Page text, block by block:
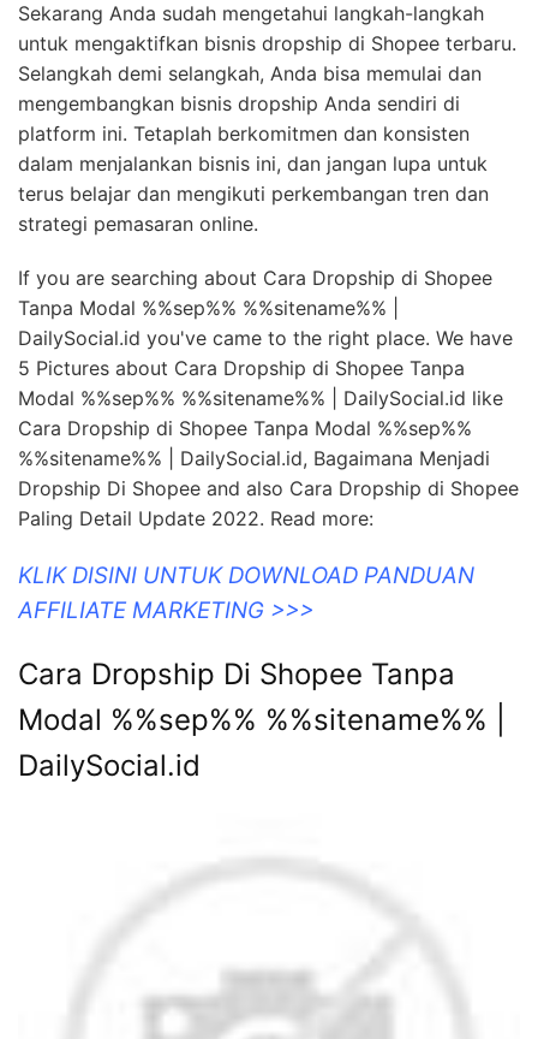
Sekarang Anda sudah mengetahui langkah-langkah
untuk mengaktifkan bisnis dropship di Shopee terbaru.
Selangkah demi selangkah, Anda bisa memulai dan
mengembangkan bisnis dropship Anda sendiri di
platform ini. Tetaplah berkomitmen dan konsisten
dalam menjalankan bisnis ini, dan jangan lupa untuk
terus belajar dan mengikuti perkembangan tren dan
strategi pemasaran online.
If you are searching about Cara Dropship di Shopee
Tanpa Modal %%sep%% %%sitename%% |
DailySocial.id you've came to the right place. We have
5 Pictures about Cara Dropship di Shopee Tanpa
Modal %%sep%% %%sitename%% | DailySocial.id like
Cara Dropship di Shopee Tanpa Modal %%sep%%
%%sitename%% | DailySocial.id, Bagaimana Menjadi
Dropship Di Shopee and also Cara Dropship di Shopee
Paling Detail Update 2022. Read more:
KLIK DISINI UNTUK DOWNLOAD PANDUAN
AFFILIATE MARKETING >>>
Cara Dropship Di Shopee Tanpa
Modal %%sep%% %%sitename%% |
DailySocial.id